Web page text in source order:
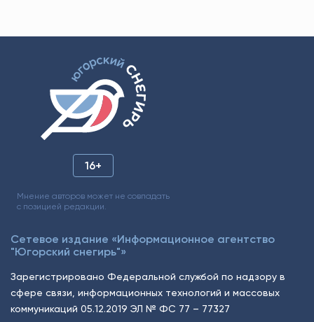
16+
Мнение авторов может не совпадать
с позицией редакции.
Сетевое издание «Информационное агентство
"Югорский снегирь"»
Зарегистрировано Федеральной службой по надзору в
сфере связи, информационных технологий и массовых
коммуникаций 05.12.2019 ЭЛ № ФС 77 – 77327